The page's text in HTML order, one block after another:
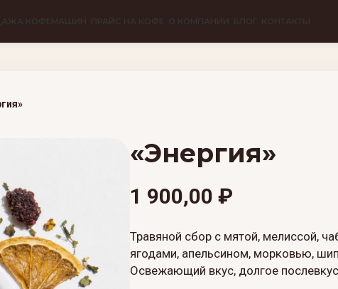
КОФЕМАШИН ПРАЙС НА КОФЕ О КОМПАНИИ БЛОГ КОНТАКТЫ
«Энергия»
1 900,00 ₽
Травяной сбор с мятой, мелиссой,
ягодами, апельсином, морковью,
Освежающий вкус, долгое